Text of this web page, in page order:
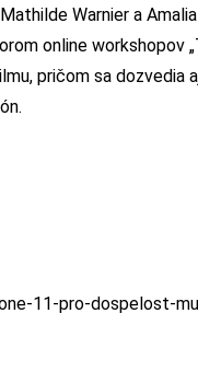
Warnier a
online workshopov
pričom sa dozvedia
11-pro-dospelost-